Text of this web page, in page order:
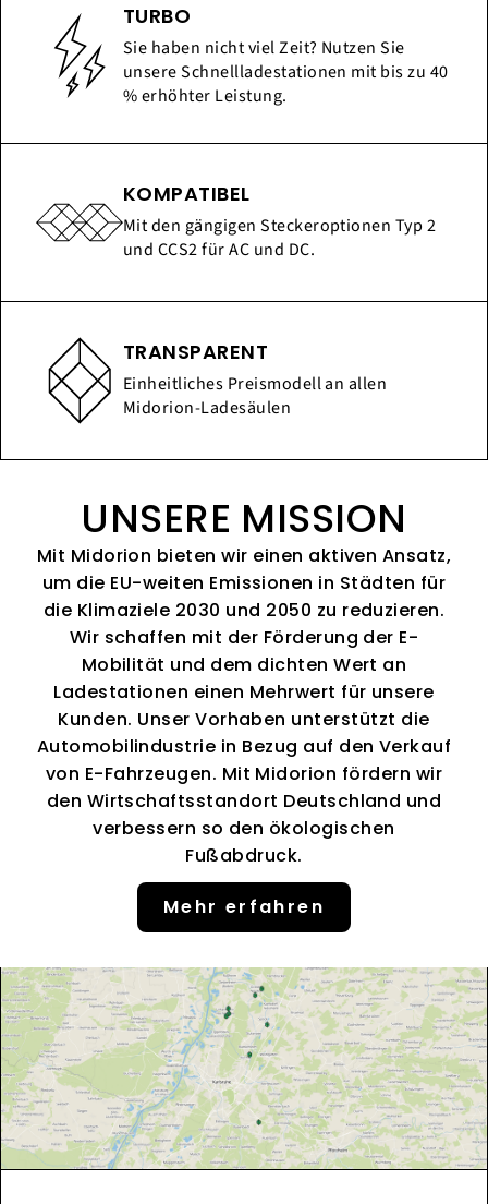
TURBO
Sie haben nicht viel Zeit? Nutzen Sie
unsere Schnellladestationen mit bis zu 40
% erhöhter Leistung.
KOMPATIBEL
Mit den gängigen Steckeroptionen Typ 2
und CCS2 für AC und DC.
TRANSPARENT
Einheitliches Preismodell an allen
Midorion-Ladesäulen
UNSERE MISSION
Mit Midorion bieten wir einen aktiven Ansatz,
um die EU-weiten Emissionen in Städten für
die Klimaziele 2030 und 2050 zu reduzieren.
Wir schaffen mit der Förderung der E-
Mobilität und dem dichten Wert an
Ladestationen einen Mehrwert für unsere
Kunden. Unser Vorhaben unterstützt die
Automobilindustrie in Bezug auf den Verkauf
von E-Fahrzeugen. Mit Midorion fördern wir
den Wirtschaftsstandort Deutschland und
verbessern so den ökologischen
Fußabdruck.
Mehr erfahren